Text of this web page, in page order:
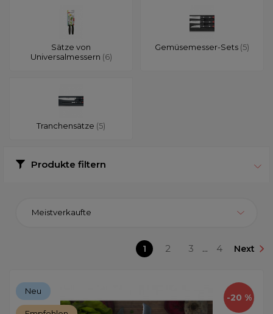
Sätze von
Universalmessern (6)
Gemüsemesser-Sets (5)
Tranchensätze (5)
Produkte filtern
Meistverkaufte
1 2 3 ... 4 Next
-20 %
Neu